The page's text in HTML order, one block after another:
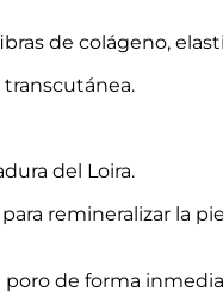
de colágeno,
del Loira.
remineralizar la
de forma